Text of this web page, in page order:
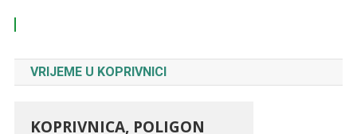
VRIJEME U KOPRIVNICI